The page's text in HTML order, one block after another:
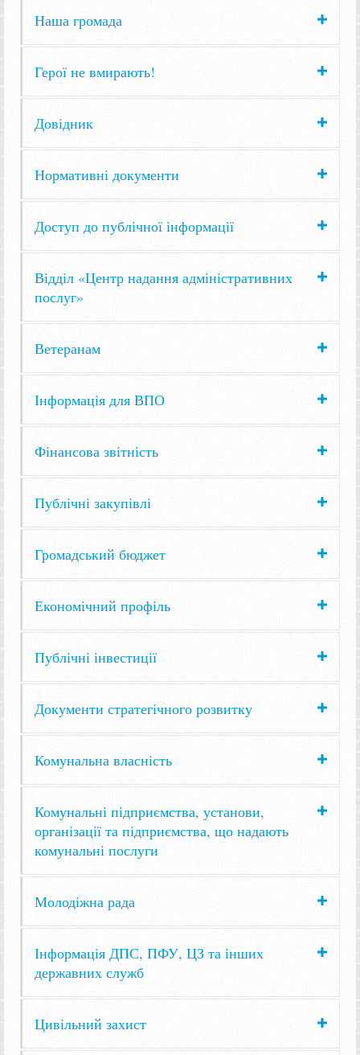
Наша громада
Герої не вмирають!
Довідник
Нормативні документи
Доступ до публічної інформації
Відділ «Центр надання адміністративних
послуг»
Ветеранам
Інформація для ВПО
Фінансова звітність
Публічні закупівлі
Громадський бюджет
Економічний профіль
Публічні інвестиції
Документи стратегічного розвитку
Комунальна власність
Комунальні підприємства, установи,
організації та підприємства, що надають
комунальні послуги
Молодіжна рада
Інформація ДПС, ПФУ, ЦЗ та інших
державних служб
Цивільний захист